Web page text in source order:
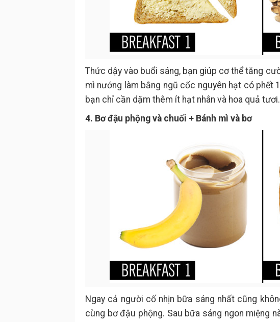
Thức dậy vào buổi sáng, bạn giúp cơ thể tăng
mì nướng làm bằng ngũ cốc nguyên hạt có phết
bạn chỉ cần dặm thêm ít hạt nhân và hoa quả tươi.
4. Bơ đậu phộng và chuối + Bánh mì và bơ
Ngay cả người cố nhịn bữa sáng nhất cũng
cùng bơ đậu phộng. Sau bữa sáng ngon miệng